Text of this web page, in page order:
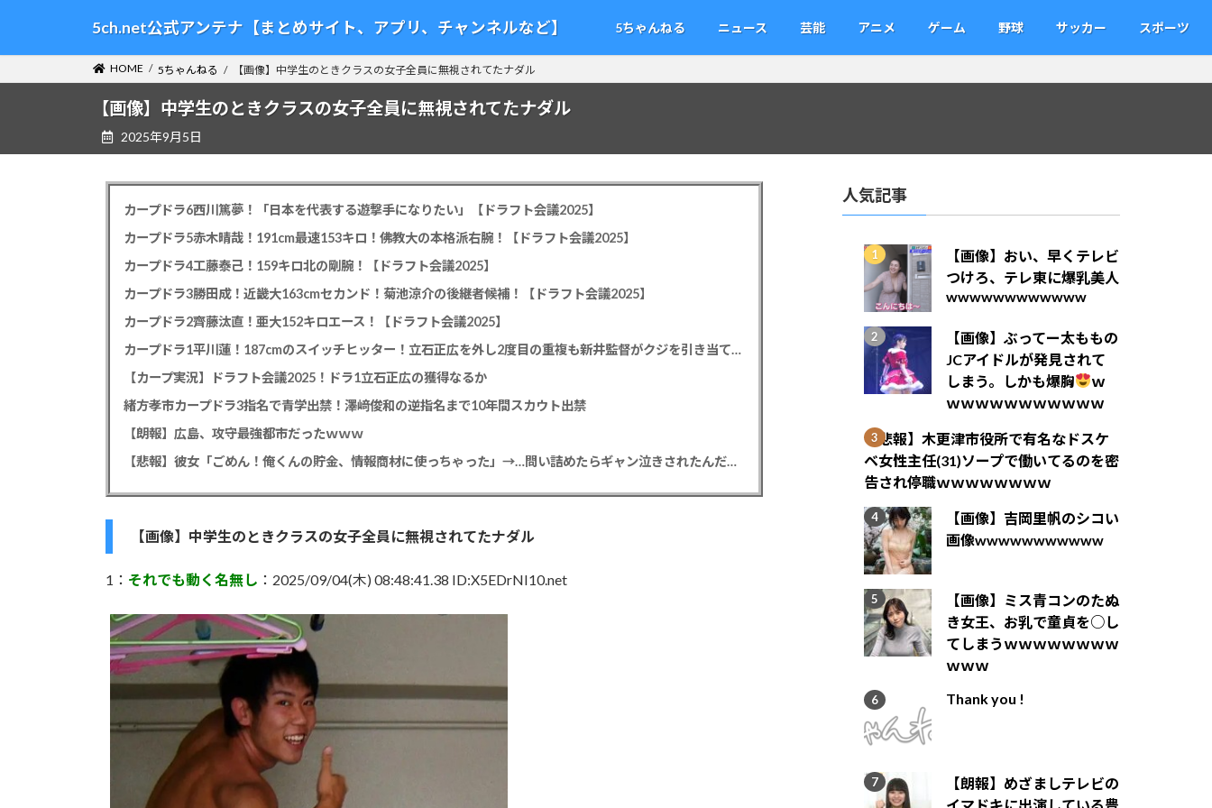
テ
ゲ
5ch.net公式アンテナ【まとめサイト、アプリ、チャンネルなど】 5ちゃんねる ニュース 芸能 アニメ ゲーム 野球 サッカー スポーツ
HOME 5ちゃんねる 【画像】中学生のときクラスの女子全員に無視されてたナダル
【画像】中学生のときクラスの女子全員に無視されてたナダル
2025年9月5日
カープドラ6西川篤夢！「日本を代表する遊撃手になりたい」【ドラフト会議2025】
カープドラ5赤木晴哉！191cm最速153キロ！佛教大の本格派右腕！【ドラフト会議2025】
カープドラ4工藤泰己！159キロ北の剛腕！【ドラフト会議2025】
カープドラ3勝田成！近畿大163cmセカンド！菊池涼介の後継者候補！【ドラフト会議2025】
カープドラ2齊藤汰直！亜大152キロエース！【ドラフト会議2025】
カープドラ1平川蓮！187cmのスイッチヒッター！立石正広を外し2度目の重複も新井監督がクジを引き当てる！【ドラフト会議2025】
【カープ実況】ドラフト会議2025！ドラ1立石正広の獲得なるか
緒方孝市カープドラ3指名で青学出禁！澤﨑俊和の逆指名まで10年間スカウト出禁
【朗報】広島、攻守最強都市だったｗｗｗ
【悲報】彼女「ごめん！俺くんの貯金、情報商材に使っちゃった」→…問い詰めたらギャン泣きされたんだが俺が悪いのか？
【画像】中学生のときクラスの女子全員に無視されてたナダル
1： それでも動く名無し ：2025/09/04(木) 08:48:41.38 ID:X5EDrNI10.net
人気記事
【画像】おい、早くテレビ
つけろ、テレ東に爆乳美人
wwwwwwwwwwww
【画像】ぶってー太ももの
JCアイドルが発見されて
しまう。しかも爆胸
ｗ
ｗｗｗｗｗｗｗｗｗｗｗ
【悲報】木更津市役所で有名なドスケ
ベ女性主任(31)ソープで働いてるのを密
告され停職ｗｗｗｗｗｗｗｗ
【画像】吉岡里帆のシコい
画像wwwwwwwwwww
【画像】ミス青コンのたぬ
き女王、お乳で童貞を○し
てしまうｗｗｗｗｗｗｗｗ
ｗｗｗ
Thank you !
【朗報】めざましテレビの